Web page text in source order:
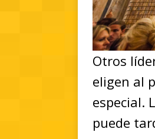
Otros
eligen al
especial.
puede